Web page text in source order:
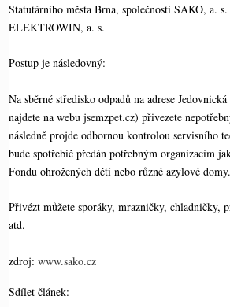
Statutárního města Brna, společnosti SAKO, a.
ELEKTROWIN, a. s.
Postup je následovný:
Na sběrné středisko odpadů na adrese
najdete na webu jsemzpet.cz) přivezete
následně projde odbornou kontrolou servisního
bude spotřebič předán potřebným organizacím
Fondu ohrožených dětí nebo různé azylové domy.
Přivézt můžete sporáky, mrazničky, chladničky,
atd.
zdroj: www.sako.cz
Sdílet článek: